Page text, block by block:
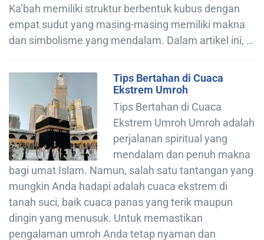
Ka’bah memiliki struktur berbentuk kubus dengan
empat sudut yang masing-masing memiliki makna
dan simbolisme yang mendalam. Dalam artikel ini, …
Tips Bertahan di Cuaca
Ekstrem Umroh
Tips Bertahan di Cuaca
Ekstrem Umroh Umroh adalah
perjalanan spiritual yang
mendalam dan penuh makna
bagi umat Islam. Namun, salah satu tantangan yang
mungkin Anda hadapi adalah cuaca ekstrem di
tanah suci, baik cuaca panas yang terik maupun
dingin yang menusuk. Untuk memastikan
pengalaman umroh Anda tetap nyaman dan